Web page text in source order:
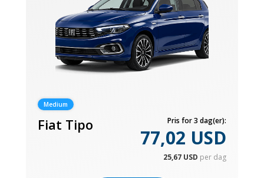
Medium
Fiat Tipo Pris for 3 dag(er):
77,02 USD
25,67 USD per dag